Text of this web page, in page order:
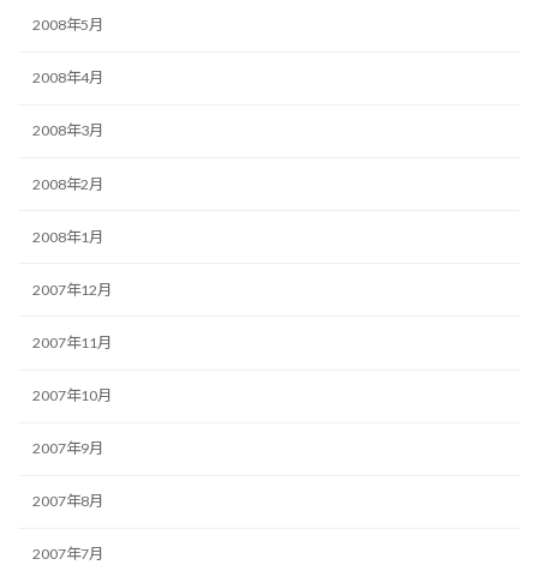
2008年5月
2008年4月
2008年3月
2008年2月
2008年1月
2007年12月
2007年11月
2007年10月
2007年9月
2007年8月
2007年7月